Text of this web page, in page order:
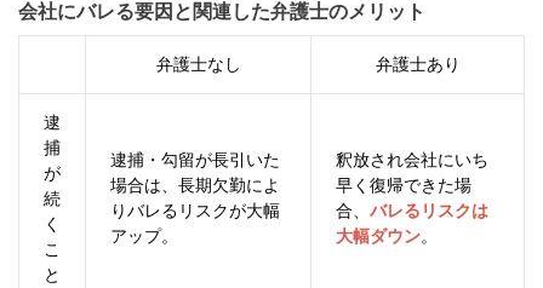
会社にバレる要因と関連した弁護士のメリット
弁護士なし 弁護士あり
逮
捕
が
続
く
こ
と
逮捕・勾留が長引いた
場合は、長期欠勤によ
りバレるリスクが大幅
アップ。
釈放され会社にいち
早く復帰できた場
合、 バレるリスクは
大幅ダウン。